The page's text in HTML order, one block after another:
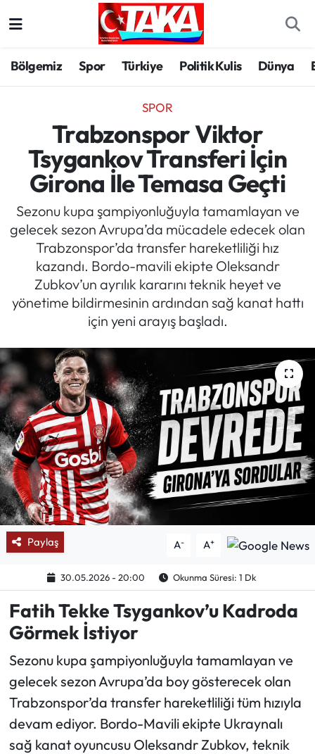
Bölgemiz Spor Türkiye Politik Kulis Dünya
SPOR
Trabzonspor Viktor
Tsygankov Transferi İçin
Girona İle Temasa Geçti
Sezonu kupa şampiyonluğuyla tamamlayan ve
gelecek sezon Avrupa’da mücadele edecek olan
Trabzonspor’da transfer hareketliliği hız
kazandı. Bordo-mavili ekipte Oleksandr
Zubkov’un ayrılık kararını teknik heyet ve
yönetime bildirmesinin ardından sağ kanat hattı
için yeni arayış başladı.
Paylaş A- A+
30.05.2026 - 20:00 Okunma Süresi: 1 Dk
Fatih Tekke Tsygankov’u Kadroda
Görmek İstiyor
Sezonu kupa şampiyonluğuyla tamamlayan ve
gelecek sezon Avrupa’da boy gösterecek olan
Trabzonspor’da transfer hareketliliği tüm hızıyla
devam ediyor. Bordo-Mavili ekipte Ukraynalı
sağ kanat oyuncusu Oleksandr Zubkov, teknik
Spor
Türkiye
Kültür/Sanat
Politika
Politik Kulis
Dünya
Magazin
Röportaj
Manşet
Köşe Yazıları
Karikatür Galeri
BIK
ASTROLOJİ
Spor Yazıları
Mektup Galeri
Ekonomi
Sağlık
Turizm
Trabzon Hava Durumu
Trabzon Trafik Yoğunluk Haritası
Süper Lig Puan Durumu ve Fikstür
Tüm Manşetler
Son Dakika Haberleri
Haber Arşivi